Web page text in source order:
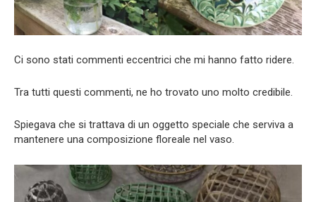
Ci sono stati commenti eccentrici che mi hanno fatto ridere.
Tra tutti questi commenti, ne ho trovato uno molto credibile.
Spiegava che si trattava di un oggetto speciale che serviva a
mantenere una composizione floreale nel vaso.